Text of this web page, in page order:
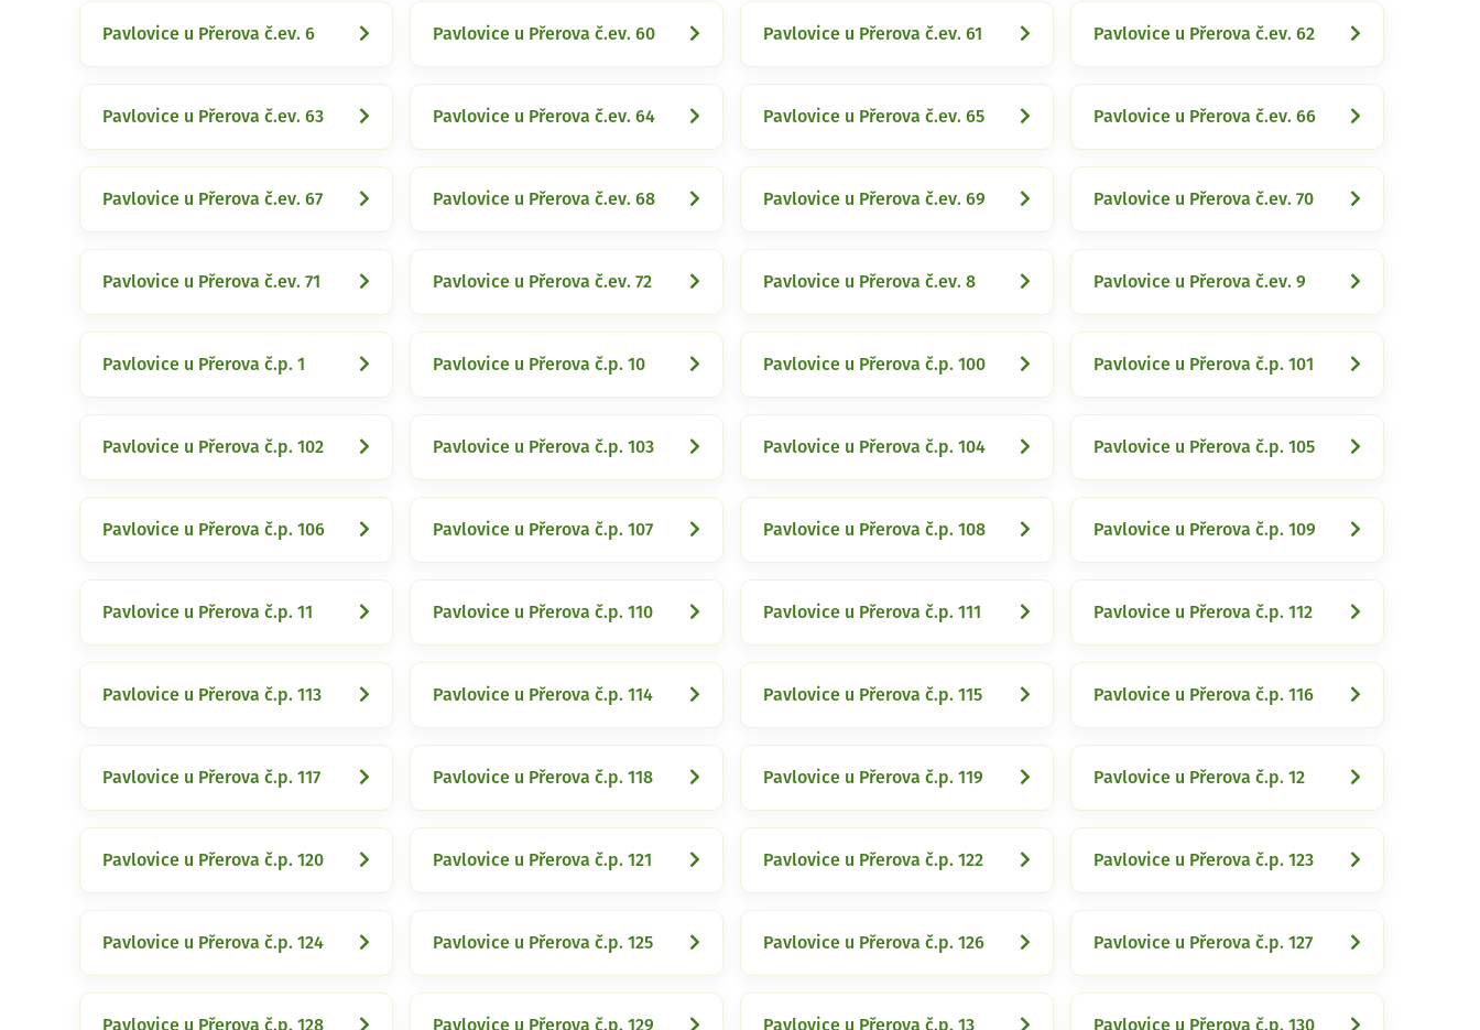
Pavlovice u Přerova č.ev. 6 Pavlovice u Přerova č.ev. 60 Pavlovice u Přerova č.ev. 61 Pavlovice u Přerova č.ev. 62
Pavlovice u Přerova č.ev. 63 Pavlovice u Přerova č.ev. 64 Pavlovice u Přerova č.ev. 65 Pavlovice u Přerova č.ev. 66
Pavlovice u Přerova č.ev. 67 Pavlovice u Přerova č.ev. 68 Pavlovice u Přerova č.ev. 69 Pavlovice u Přerova č.ev. 70
Pavlovice u Přerova č.ev. 71 Pavlovice u Přerova č.ev. 72 Pavlovice u Přerova č.ev. 8 Pavlovice u Přerova č.ev. 9
Pavlovice u Přerova č.p. 1 Pavlovice u Přerova č.p. 10 Pavlovice u Přerova č.p. 100 Pavlovice u Přerova č.p. 101
Pavlovice u Přerova č.p. 102 Pavlovice u Přerova č.p. 103 Pavlovice u Přerova č.p. 104 Pavlovice u Přerova č.p. 105
Pavlovice u Přerova č.p. 106 Pavlovice u Přerova č.p. 107 Pavlovice u Přerova č.p. 108 Pavlovice u Přerova č.p. 109
Pavlovice u Přerova č.p. 11 Pavlovice u Přerova č.p. 110 Pavlovice u Přerova č.p. 111 Pavlovice u Přerova č.p. 112
Pavlovice u Přerova č.p. 113 Pavlovice u Přerova č.p. 114 Pavlovice u Přerova č.p. 115 Pavlovice u Přerova č.p. 116
Pavlovice u Přerova č.p. 117 Pavlovice u Přerova č.p. 118 Pavlovice u Přerova č.p. 119 Pavlovice u Přerova č.p. 12
Pavlovice u Přerova č.p. 120 Pavlovice u Přerova č.p. 121 Pavlovice u Přerova č.p. 122 Pavlovice u Přerova č.p. 123
Pavlovice u Přerova č.p. 124 Pavlovice u Přerova č.p. 125 Pavlovice u Přerova č.p. 126 Pavlovice u Přerova č.p. 127
Pavlovice u Přerova č.p. 128 Pavlovice u Přerova č.p. 129 Pavlovice u Přerova č.p. 13 Pavlovice u Přerova č.p. 130